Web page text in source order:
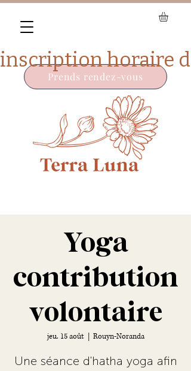
Prends rendez-vous
Yoga
contribution
volontaire
jeu. 15 août
  |
Rouyn-Noranda
Une séance d'hatha yoga afin